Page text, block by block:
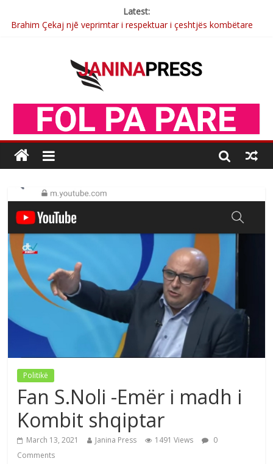
Latest:
Brahim Çekaj njē veprimtar i respektuar i çeshtjës kombëtare
Çlirimtari Agron Gërvalla me takime pune në atdhe të shoqerisë
Mimoza Gjoni artiste e mirëfilltë e këngës shqiptare
Nga Elmije Ajazi e nderuar
Politikë
Fan S.Noli -Emër i madh i
Kombit shqiptar
March 13, 2021 Janina Press 1491 Views
0
Comments